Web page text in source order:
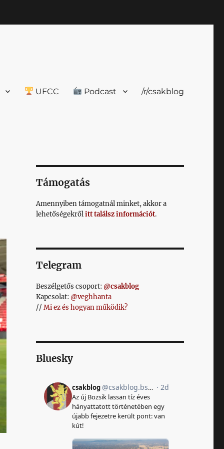
UFCC Podcast /r/csakblog
Támogatás
Amennyiben támogatnál minket, akkor a
lehetőségekrőlitt találsz információt.
Telegram
Beszélgetős csoport: @csakblog
Kapcsolat: @veghhanta
// Mi ez és hogyan működik?
Bluesky